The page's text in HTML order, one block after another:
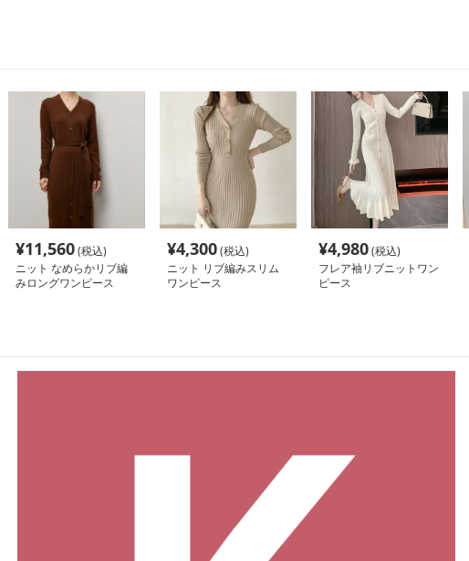
¥11,560(税込)
ニット なめらかリブ編
みロングワンピース
¥4,300(税込)
ニット リブ編みスリム
ワンピース
¥4,980(税込)
フレア袖リブニットワン
ピース